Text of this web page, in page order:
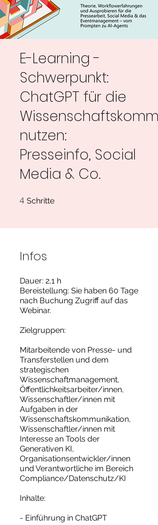
E-Learning -
Schwerpunkt:
ChatGPT für die
nutzen:
Presseinfo, Social
Media & Co.
4 Schritte
Infos
Dauer: 2,1 h
Bereistellung: Sie haben 60 Tage
nach Buchung Zugriff auf das
Webinar.
Zielgruppen:
Mitarbeitende von Presse- und
Transferstellen und dem
strategischen
Wissenschaftmanagement,
Öffentlichkeitsarbeiter/innen,
Wissenschaftler/innen mit
Aufgaben in der
Wissenschaftskommunikation,
Wissenschaftler/innen mit
Interesse an Tools der
Generativen KI,
Organisationsentwickler/innen
und Verantwortliche im Bereich
Compliance/Datenschutz/KI
Inhalte:
​- Einführung in ChatGPT